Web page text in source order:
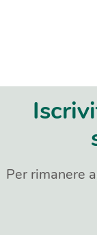
Per rimanere